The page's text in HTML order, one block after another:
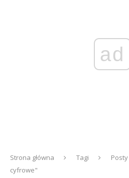
ad
Strona główna Tagi
cyfrowe"